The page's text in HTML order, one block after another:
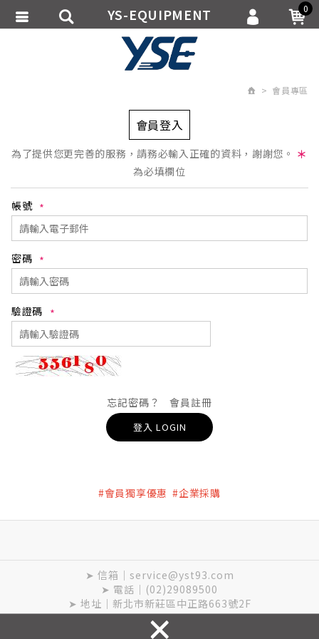
×
會員專區
會員登入
為了提供您更完善的服務，請務必輸入正確的資料，謝謝您。 ＊
為必填欄位
帳號
密碼
驗證碼
忘記密碼？ 會員註冊
登入 LOGIN
#會員獨享優惠 #企業採購
➤ 信箱｜service@yst93.com
➤ 電話｜(02)29089500
➤ 地址｜新北市新莊區中正路663號2F
YS-EQUIPMENT 0
會員登入
會員註冊
訂單查詢
追蹤清單
匯款通知
繁體中文